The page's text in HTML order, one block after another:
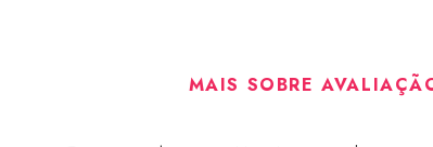
MAIS SOBRE